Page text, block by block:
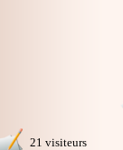
21 visiteurs